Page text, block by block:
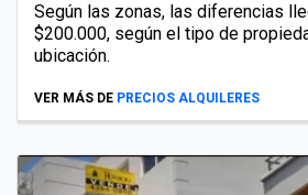
Según las zonas, las diferencias
$200.000, según el tipo de
ubicación.
VER MÁS DE PRECIOS ALQUILERES